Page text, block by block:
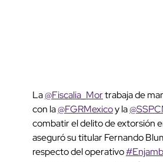
La@Fiscalia_Mortrabaja de
con la@FGRMexicoy la
combatir el delito de extorsión
aseguró su titular Fernando
respecto del operativo